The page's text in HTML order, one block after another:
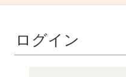
ログイン